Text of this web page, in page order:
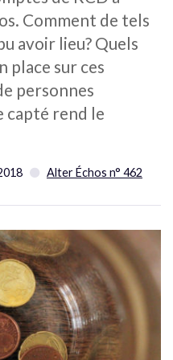
Comment de tels
avoir lieu? Quels
place sur ces
personnes
capté rend le
Alter Échos n° 462